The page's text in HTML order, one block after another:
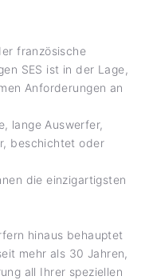
französische
SES ist in der Lage,
Anforderungen an
lange Auswerfer,
beschichtet oder
die einzigartigsten
hinaus behauptet
mehr als 30 Jahren,
all Ihrer speziellen